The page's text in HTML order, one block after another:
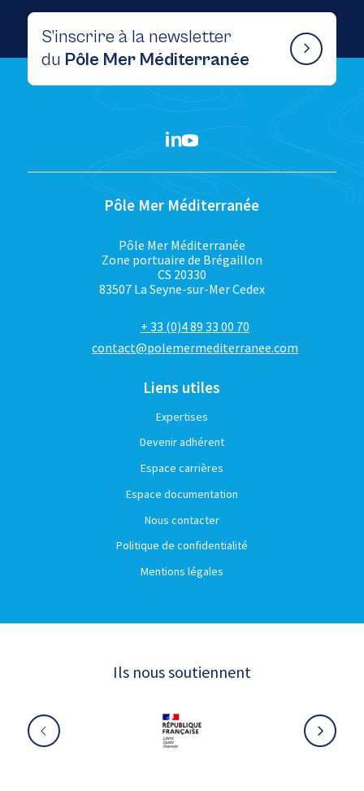
S’inscrire à la newsletter
du Pôle Mer Méditerranée
Pôle Mer Méditerranée
Pôle Mer Méditerranée
Zone portuaire de Brégaillon
CS 20330
83507 La Seyne-sur-Mer Cedex
+ 33 (0)4 89 33 00 70
contact@polemermediterranee.com
Liens utiles
Expertises
Devenir adhérent
Espace carrières
Espace documentation
Nous contacter
Politique de confidentialité
Mentions légales
Ils nous soutiennent